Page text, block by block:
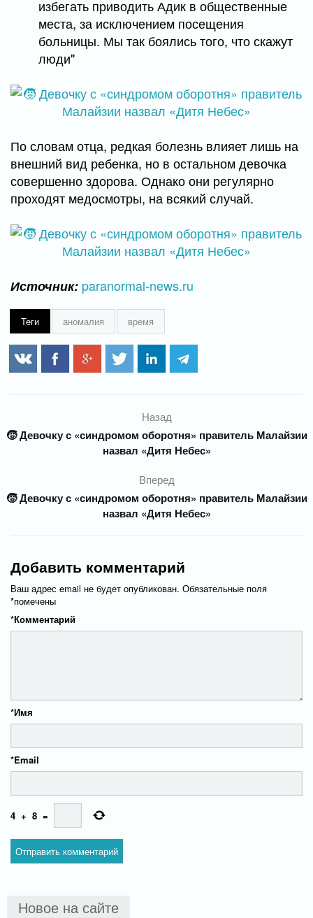
избегать приводить Адик в общественные
места, за исключением посещения
больницы. Мы так боялись того, что скажут
люди"
По словам отца, редкая болезнь влияет лишь на
внешний вид ребенка, но в остальном девочка
совершенно здорова. Однако они регулярно
проходят медосмотры, на всякий случай.
Источник: paranormal-news.ru
Теги аномалия время
Назад
🧒 Девочку с «синдромом оборотня» правитель Малайзии
назвал «Дитя Небес»
Вперед
🧒 Девочку с «синдромом оборотня» правитель Малайзии
назвал «Дитя Небес»
Добавить комментарий
Ваш адрес email не будет опубликован. Обязательные поля
помечены
*
Комментарий
*
Имя
*
Email
*
4 + 8 =
Новое на сайте